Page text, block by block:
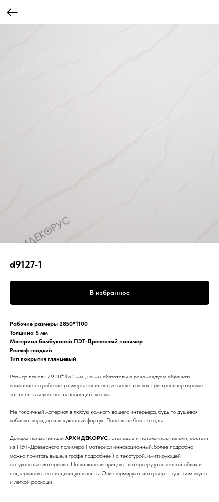
d9127-1
В избранное
Рабочие размеры 2850*1100
Толщина 5 мм
Материал бамбуковый ПЭТ-Древесный полимер
Рельеф гладкий
Тип покрытия глянцевый
Размер панели 2900*1150 мм , но мы обязательно рекомендуем обращать
внимание на рабочие размеры написанные выше, так как при транспортировке
часто есть вероятность повредить уголки.
Не токсичный материал в любую комнату вашего интерьера, будь то душевая
кабинка, коридор или кухонный фартук. Панели не боятся воды
Декоративные панели АРХИДЕКОРУС . стеновые и потолочные панели, состоят
из ПЭТ-Древесного полимера ( материал инновационный, более подробно
можно почитать выше, в графе подробнее ) с текстурой, имитирующей
натуральные материалы. Наши панели придают интерьеру утончённый облик и
подчёркивают его индивидуальность. Они формируют интерьер с чувством вкуса
и лёгкой роскоши.